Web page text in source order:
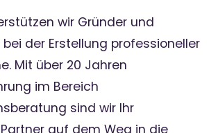
wir Gründer und
der Erstellung professioneller
Mit über 20 Jahren
im Bereich
sind wir Ihr